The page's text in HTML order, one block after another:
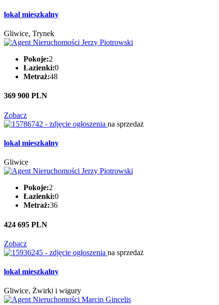
lokal mieszkalny
Gliwice, Trynek
Pokoje:2
Łazienki:0
Metraż:48
369 900 PLN
Zobacz
na sprzedaż
lokal mieszkalny
Gliwice
Pokoje:2
Łazienki:0
Metraż:36
424 695 PLN
Zobacz
na sprzedaż
lokal mieszkalny
Gliwice, Żwirki i wigury